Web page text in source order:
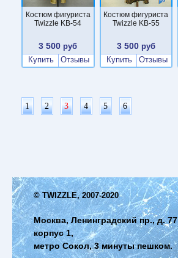
Костюм фигуриста
Twizzle KB-54
3 500 руб
Купить
Отзывы
Костюм фигуриста
Twizzle KB-55
3 500 руб
Купить
Отзывы
1 2 3 4 5 6
© TWIZZLE, 2007-2020
Москва, Ленинградский пр., д. 77
корпус 1,
метро Сокол, 3 минуты пешком.